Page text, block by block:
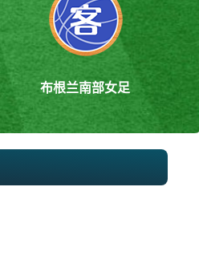
布根兰南部女足